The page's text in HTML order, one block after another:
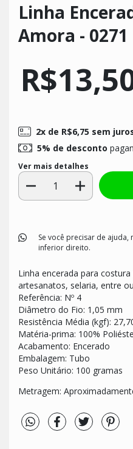
Linha
Amora - 0271
2x de R$6,75 sem
5% de desconto
Ver mais detalhes
Se você precisar de
inferior direito.
Linha encerada para
artesanatos, selaria, entre
Referência: Nº 4
Diâmetro do Fio: 1,05 mm
Resistência Média (kgf):
Matéria-prima: 100%
Acabamento: Encerado
Embalagem: Tubo
Peso Unitário: 100 gramas
Metragem: